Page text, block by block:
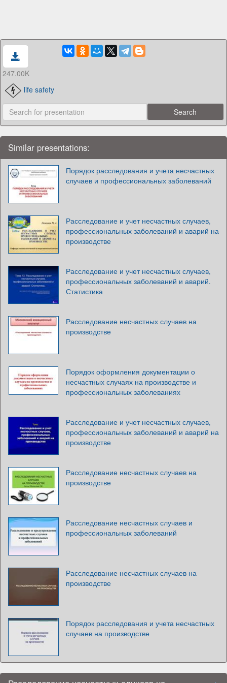
247.00K
life safety
Similar presentations:
Порядок расследования и учета несчастных
случаев и профессиональных заболеваний
Расследование и учет несчастных случаев,
профессиональных заболеваний и аварий на
производстве
Расследование и учет несчастных случаев,
профессиональных заболеваний и аварий.
Статистика
Расследование несчастных случаев на
производстве
Порядок оформления документации о
несчастных случаях на производстве и
профессиональных заболеваниях
Расследование и учет несчастных случаев,
профессиональных заболеваний и аварий на
производстве
Расследование несчастных случаев на
производстве
Расследование несчастных случаев и
профессиональных заболеваний
Расследование несчастных случаев на
производстве
Порядок расследования и учета несчастных
случаев на производстве